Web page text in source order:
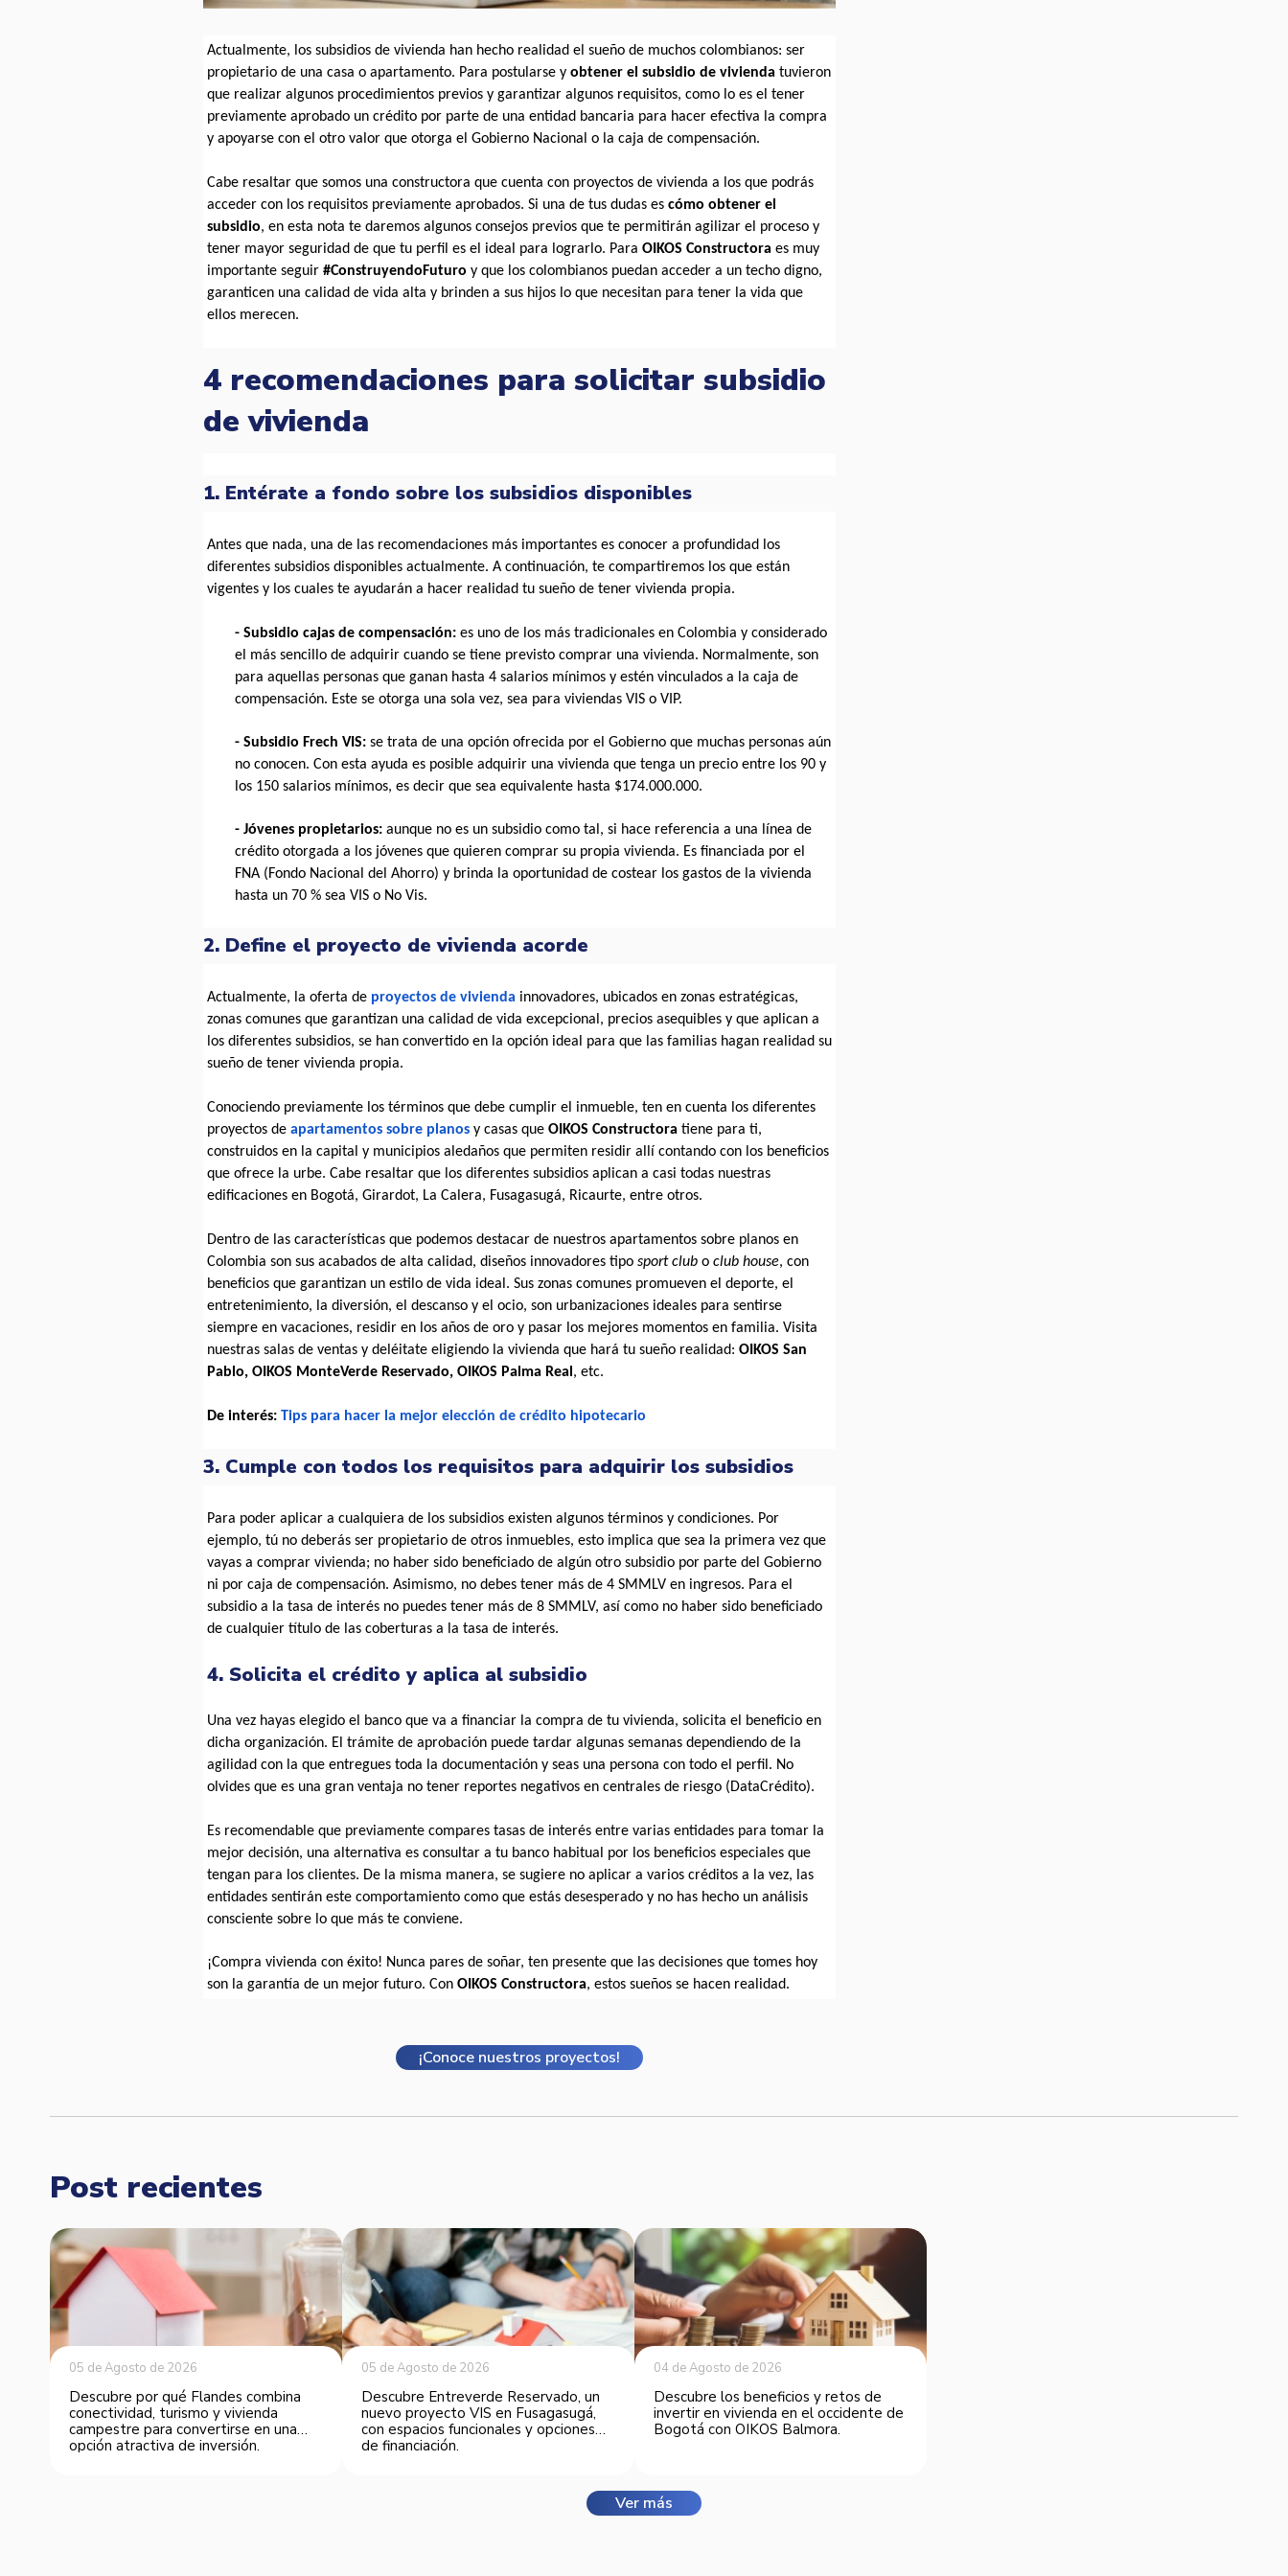
Actualmente, los subsidios de vivienda han hecho realidad el sueño de muchos colombianos: ser
propietario de una casa o apartamento. Para postularse y obtener el subsidio de vivienda tuvieron
que realizar algunos procedimientos previos y garantizar algunos requisitos, como lo es el tener
previamente aprobado un crédito por parte de una entidad bancaria para hacer efectiva la compra
y apoyarse con el otro valor que otorga el Gobierno Nacional o la caja de compensación.
Cabe resaltar que somos una constructora que cuenta con proyectos de vivienda a los que podrás
acceder con los requisitos previamente aprobados. Si una de tus dudas es cómo obtener el
subsidio, en esta nota te daremos algunos consejos previos que te permitirán agilizar el proceso y
tener mayor seguridad de que tu perfil es el ideal para lograrlo. Para OIKOS Constructora es muy
importante seguir #ConstruyendoFuturo y que los colombianos puedan acceder a un techo digno,
garanticen una calidad de vida alta y brinden a sus hijos lo que necesitan para tener la vida que
ellos merecen.
4 recomendaciones para solicitar subsidio
de vivienda
1. Entérate a fondo sobre los subsidios disponibles
Antes que nada, una de las recomendaciones más importantes es conocer a profundidad los
diferentes subsidios disponibles actualmente. A continuación, te compartiremos los que están
vigentes y los cuales te ayudarán a hacer realidad tu sueño de tener vivienda propia.
- Subsidio cajas de compensación: es uno de los más tradicionales en Colombia y considerado
el más sencillo de adquirir cuando se tiene previsto comprar una vivienda. Normalmente, son
para aquellas personas que ganan hasta 4 salarios mínimos y estén vinculados a la caja de
compensación. Este se otorga una sola vez, sea para viviendas VIS o VIP.
- Subsidio Frech VIS: se trata de una opción ofrecida por el Gobierno que muchas personas aún
no conocen. Con esta ayuda es posible adquirir una vivienda que tenga un precio entre los 90 y
los 150 salarios mínimos, es decir que sea equivalente hasta $174.000.000.
- Jóvenes propietarios: aunque no es un subsidio como tal, si hace referencia a una línea de
crédito otorgada a los jóvenes que quieren comprar su propia vivienda. Es financiada por el
FNA (Fondo Nacional del Ahorro) y brinda la oportunidad de costear los gastos de la vivienda
hasta un 70 % sea VIS o No Vis.
2. Define el proyecto de vivienda acorde
Actualmente, la oferta de proyectos de vivienda innovadores, ubicados en zonas estratégicas,
zonas comunes que garantizan una calidad de vida excepcional, precios asequibles y que aplican a
los diferentes subsidios, se han convertido en la opción ideal para que las familias hagan realidad su
sueño de tener vivienda propia.
Conociendo previamente los términos que debe cumplir el inmueble, ten en cuenta los diferentes
proyectos de apartamentos sobre planos y casas que OIKOS Constructora tiene para ti,
construidos en la capital y municipios aledaños que permiten residir allí contando con los beneficios
que ofrece la urbe. Cabe resaltar que los diferentes subsidios aplican a casi todas nuestras
edificaciones en Bogotá, Girardot, La Calera, Fusagasugá, Ricaurte, entre otros.
Dentro de las características que podemos destacar de nuestros apartamentos sobre planos en
Colombia son sus acabados de alta calidad, diseños innovadores tipo sport club o club house, con
beneficios que garantizan un estilo de vida ideal. Sus zonas comunes promueven el deporte, el
entretenimiento, la diversión, el descanso y el ocio, son urbanizaciones ideales para sentirse
siempre en vacaciones, residir en los años de oro y pasar los mejores momentos en familia. Visita
nuestras salas de ventas y deléitate eligiendo la vivienda que hará tu sueño realidad: OIKOS San
Pablo, OIKOS MonteVerde Reservado, OIKOS Palma Real , etc.
De interés: Tips para hacer la mejor elección de crédito hipotecario
3. Cumple con todos los requisitos para adquirir los subsidios
Para poder aplicar a cualquiera de los subsidios existen algunos términos y condiciones. Por
ejemplo, tú no deberás ser propietario de otros inmuebles, esto implica que sea la primera vez que
vayas a comprar vivienda; no haber sido beneficiado de algún otro subsidio por parte del Gobierno
ni por caja de compensación. Asimismo, no debes tener más de 4 SMMLV en ingresos. Para el
subsidio a la tasa de interés no puedes tener más de 8 SMMLV, así como no haber sido beneficiado
de cualquier título de las coberturas a la tasa de interés.
4. Solicita el crédito y aplica al subsidio
Una vez hayas elegido el banco que va a financiar la compra de tu vivienda, solicita el beneficio en
dicha organización. El trámite de aprobación puede tardar algunas semanas dependiendo de la
agilidad con la que entregues toda la documentación y seas una persona con todo el perfil. No
olvides que es una gran ventaja no tener reportes negativos en centrales de riesgo (DataCrédito).
Es recomendable que previamente compares tasas de interés entre varias entidades para tomar la
mejor decisión, una alternativa es consultar a tu banco habitual por los beneficios especiales que
tengan para los clientes. De la misma manera, se sugiere no aplicar a varios créditos a la vez, las
entidades sentirán este comportamiento como que estás desesperado y no has hecho un análisis
consciente sobre lo que más te conviene.
¡Compra vivienda con éxito! Nunca pares de soñar, ten presente que las decisiones que tomes hoy
son la garantía de un mejor futuro. Con OIKOS Constructora, estos sueños se hacen realidad.
¡Conoce nuestros proyectos!
Post recientes
05 de Agosto de 2026
Descubre por qué Flandes combina
conectividad, turismo y vivienda
campestre para convertirse en una
opción atractiva de inversión.
05 de Agosto de 2026
Descubre Entreverde Reservado, un
nuevo proyecto VIS en Fusagasugá,
con espacios funcionales y opciones
de financiación.
04 de Agosto de 2026
Descubre los beneficios y retos de
invertir en vivienda en el occidente de
Bogotá con OIKOS Balmora.
Ver más